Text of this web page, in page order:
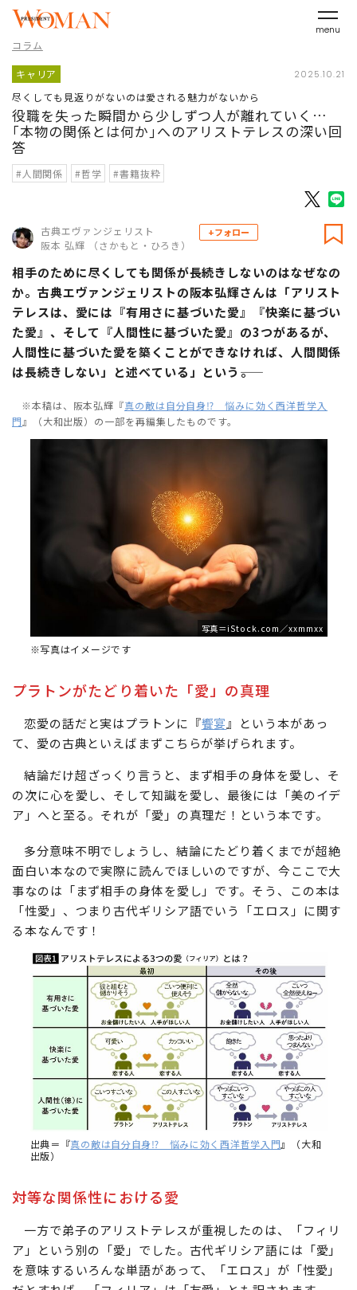
menu
コラム
キャリア 2025.10.21
尽くしても見返りがないのは愛される魅力がないから
役職を失った瞬間から少しずつ人が離れていく…
｢本物の関係とは何か｣へのアリストテレスの深い回
答
#人間関係 #哲学 #書籍抜粋
古典エヴァンジェリスト
阪本 弘輝 （さかもと・ひろき）
+フォロー
相手のために尽くしても関係が長続きしないのはなぜなの
か。古典エヴァンジェリストの阪本弘輝さんは「アリスト
テレスは、愛には『有用さに基づいた愛』『快楽に基づい
た愛』、そして『人間性に基づいた愛』の3つがあるが、
人間性に基づいた愛を築くことができなければ、人間関係
は長続きしない」と述べている」という――。
※本稿は、阪本弘輝『真の敵は自分自身⁉ 悩みに効く西洋哲学入
門 』（大和出版）の一部を再編集したものです。
写真＝iStock.com／xxmmxx
※写真はイメージです
プラトンがたどり着いた「愛」の真理
恋愛の話だと実はプラトンに『饗宴 』という本があっ
て、愛の古典といえばまずこちらが挙げられます。
結論だけ超ざっくり言うと、まず相手の身体を愛し、そ
の次に心を愛し、そして知識を愛し、最後には「美のイデ
ア」へと至る。それが「愛」の真理だ！という本です。
多分意味不明でしょうし、結論にたどり着くまでが超絶
面白い本なので実際に読んでほしいのですが、今ここで大
事なのは「まず相手の身体を愛し」です。そう、この本は
「性愛」、つまり古代ギリシア語でいう「エロス」に関す
る本なんです！
出典＝『真の敵は自分自身⁉ 悩みに効く西洋哲学入門
出版）
対等な関係性における愛
一方で弟子のアリストテレスが重視したのは、「フィリ